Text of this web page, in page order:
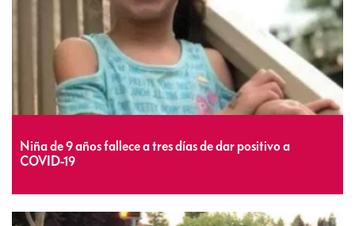
Niña de 9 años fallece a tres días de dar positivo a
COVID-19